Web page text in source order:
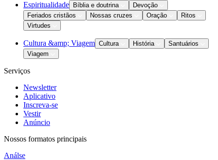
Espiritualidade Bíblia e doutrina
Devoção
Feriados cristãos
Nossas cruzes Oração
Ritos
Virtudes
Cultura &amp; Viagem Cultura História
Santuários
Viagem
Serviços
Newsletter
Aplicativo
Inscreva-se
Vestir
Anúncio
Nossos formatos principais
Análse